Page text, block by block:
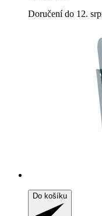
Doručení do 12.
Do košíku